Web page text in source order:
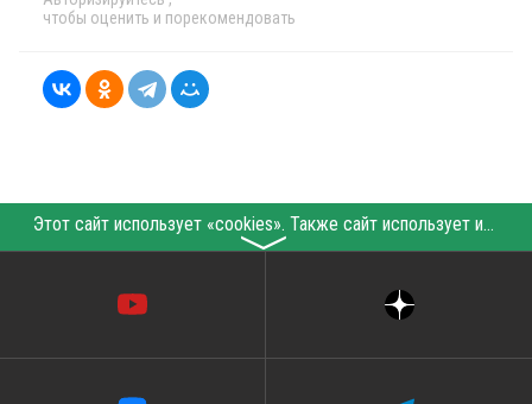
чтобы оценить и порекомендовать
Этот сайт использует «cookies». Также сайт использует интернет-сервис для сбора технических данных касательно посетителей с целью получения маркетинговой и статистической информации. Условия обработки данных посетителей сайта см.
〉